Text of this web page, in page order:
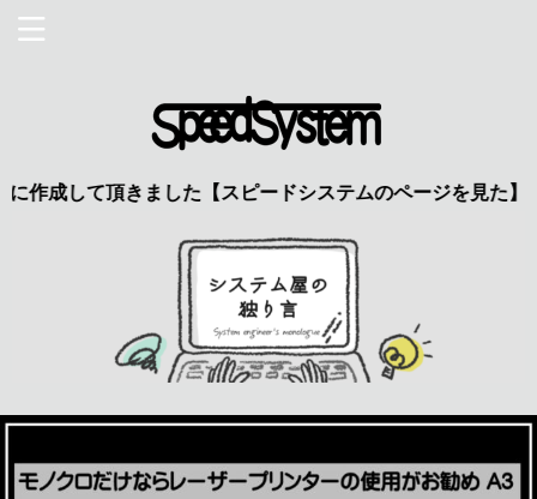
ました【スピードシステムのページを見た】で特典あり